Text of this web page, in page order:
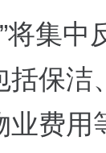
将集中
括保洁
业费用